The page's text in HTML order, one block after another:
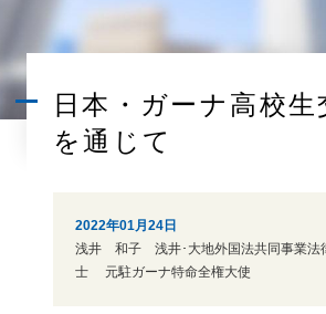
日本・ガーナ高校生
を通じて
2022年01月24日
浅井 和子 浅井･大地外国法共同事業法
士 元駐ガーナ特命全権大使